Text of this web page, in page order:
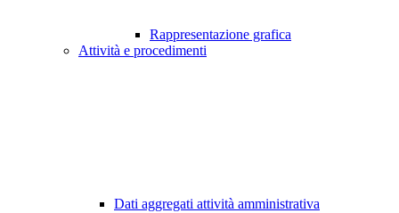
Rappresentazione grafica
Attività e procedimenti
Dati aggregati attività amministrativa